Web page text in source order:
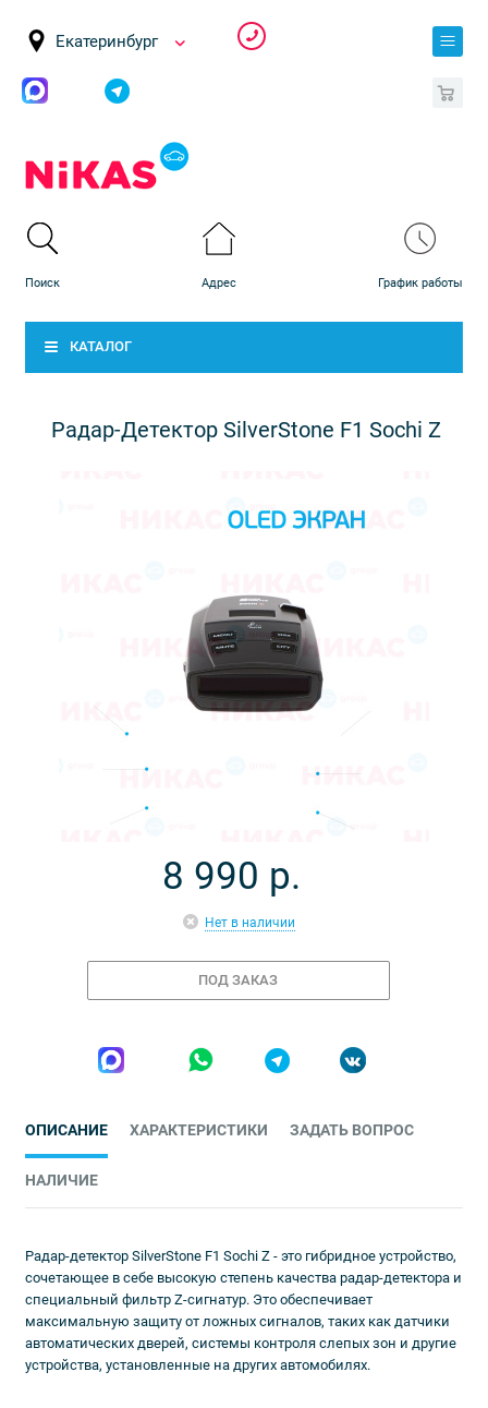
Екатеринбург
КАТАЛОГ
Радар-Детектор SilverStone F1 Sochi Z
8 990 р.
Нет в наличии
ПОД ЗАКАЗ
ОПИСАНИЕ ХАРАКТЕРИСТИКИ ЗАДАТЬ ВОПРОС
НАЛИЧИЕ
Радар-детектор SilverStone F1 Sochi Z - это гибридное устройство,
сочетающее в себе высокую степень качества радар-детектора и
специальный фильтр Z-сигнатур. Это обеспечивает
максимальную защиту от ложных сигналов, таких как датчики
автоматических дверей, системы контроля слепых зон и другие
устройства, установленные на других автомобилях.